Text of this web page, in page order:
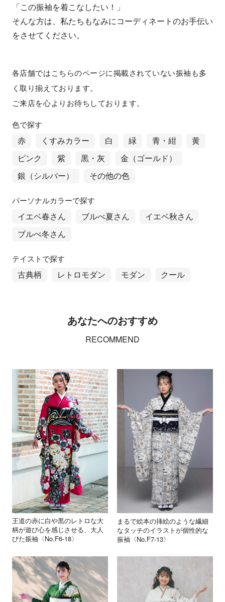
「この振袖を着こなしたい！」
そんな方は、私たちもなみにコーディネートのお手伝い
をさせてください。
各店舗ではこちらのページに掲載されていない振袖も多
く取り揃えております。
ご来店を心よりお待ちしております。
色で探す
赤 くすみカラー 白 緑 青・紺
黄
ピンク
紫 黒・灰
金（ゴールド）
銀（シルバー）
その他の色
パーソナルカラーで探す
イエベ春さん ブルべ夏さん
イエベ秋さん
ブルべ冬さん
テイストで探す
古典柄 レトロモダン モダン クール
あなたへのおすすめ
RECOMMEND
王道の赤に白や黒のレトロな大
柄が遊び心を感じさせる、大人
びた振袖〈No.F6-18〉
まるで絵本の挿絵のような繊細
なタッチのイラストが個性的な
振袖〈No.F7-13〉